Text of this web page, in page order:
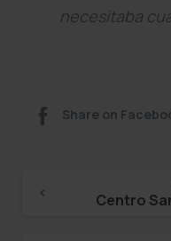
necesitaba
Share on
Continue